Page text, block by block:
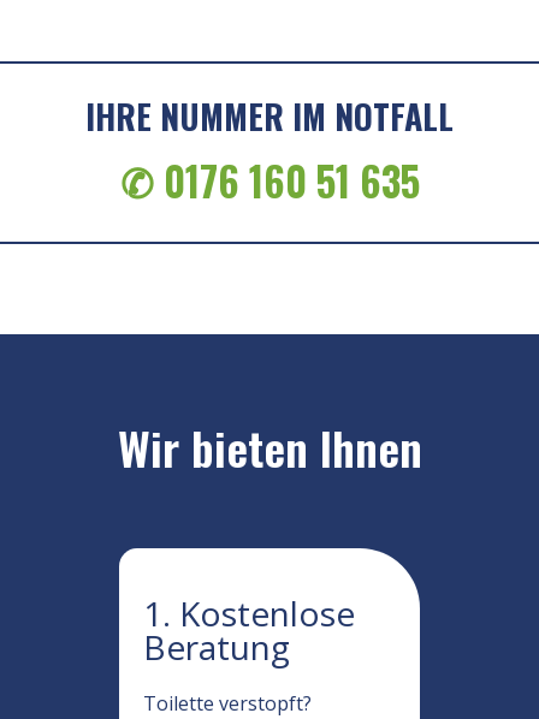
IHRE NUMMER IM NOTFALL
✆ 0176 160 51 635
Wir bieten Ihnen
1. Kostenlose
Beratung
Toilette verstopft?